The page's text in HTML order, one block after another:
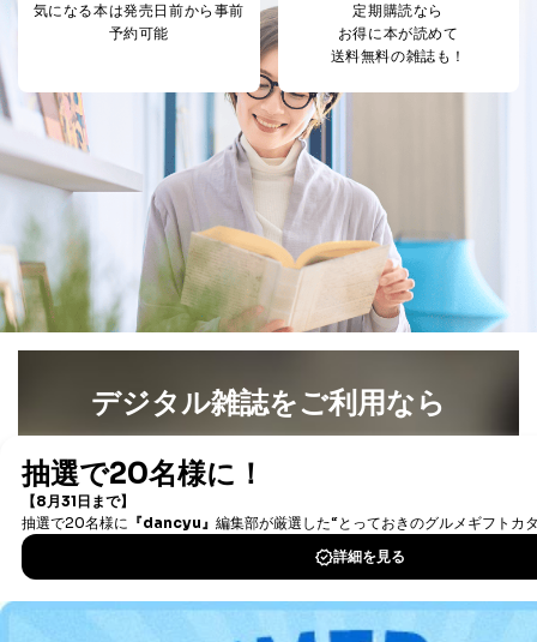
当社は、取得した個人情報を適切に管理し､あらかじめ
本人の同意を得ることなく第三者に提供することはあり
ません。ただし、次の場合は除きます。
法令に基づく場合
人の生命､身体または財産の保護のために必要がある
場合であって、本人の同意を得ることが困難であると
き。
公衆衛生の向上または児童の健全な育成の推進のため
に特に必要がある場合であって、本人の同意を得るこ
とが困難である場合。
国の機関もしくは地方公共団体またはその委託を受け
た者が法令の定める事務を遂行することに対して協力
する必要がある場合であって、本人の同意を得ること
により当該事務の遂行に支障を及ぼすおそれがあると
だ企業に、業務の一部として個人情報の取扱いを委
委託・提供先企業は具体的には以下のような企業です
が、これらに限りません。
委託先：カスタマーサポート支援会社 、クレジッ
店など商品の供給者、梱包会社、配送会社、新聞
販売店などの梱包・配送・配達会社
気になる本は発売日前から事前
予約可能
定期購読なら
お得に本が読めて
送料無料の雑誌も！
デジタル雑誌をご利用なら
書籍）が無料で読み放題！
DOWNLOAD FOR IOS
DOWNLOAD FOR ANDROID